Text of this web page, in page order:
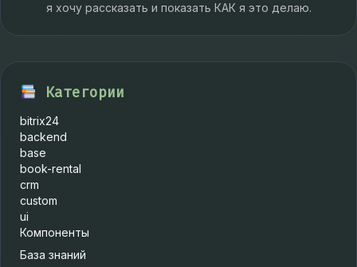
я хочу рассказать и показать КАК я это делаю.
Категории
bitrix24
backend
base
book-rental
crm
custom
ui
Компоненты
База знаний